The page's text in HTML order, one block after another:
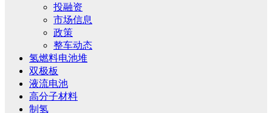
投融资
市场信息
政策
整车动态
氢燃料电池堆
双极板
液流电池
高分子材料
制氢